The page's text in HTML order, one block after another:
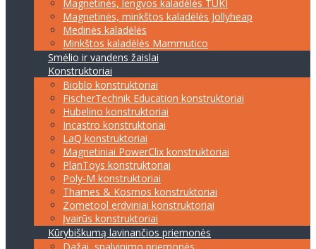
Magnetinės, lengvos kaladėlės TUKI
Magnetinės, minkštos kaladėlės Jollyheap
Medinės kaladėlės
Minkštos kaladėlės Mammutico
Smėlio ir vandens žaislai
Konstruktoriai
Bioblo konstruktoriai
FischerTechnik Education konstruktoriai
Hubelino konstruktoriai
Incastro konstruktoriai
LaQ konstruktoriai
Magnetiniai PowerClix konstruktoriai
PlanToys konstruktoriai
Poly-M konstruktoriai
Thames & Kosmos konstruktoriai
Zometool erdviniai konstruktoriai
Įvairūs konstruktoriai
Kūrybiškumą lavinančios priemonės
Dažai, spalvinimo priemonės